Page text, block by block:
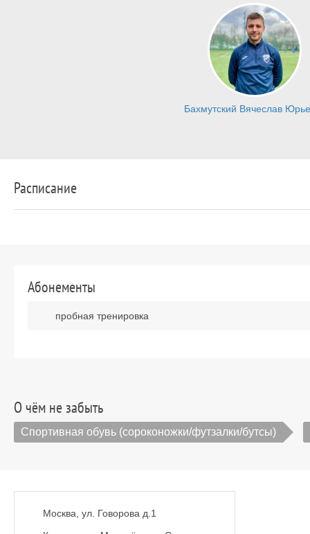
Бахмутский Вячеслав
Расписание
Абонементы
пробная тренировка
О чём не забыть
Спортивная обувь (сороконожки/футзалки/бутсы)
Москва, ул. Говорова д.1